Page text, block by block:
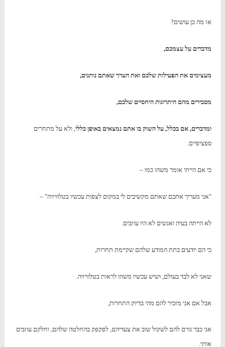
אז מה כן עושים?
מדברים על עצמכם,
מעצימים את הפעילות שלכם ואת הערך שאתם נותנים,
מסבירים מהם היתרונות היחסיים שלכם,
ומדברים, אם בכלל, על השוק בו אתם נמצאים באופן כללי, ולא על מתחרים
ספציפיים.
כי אם הייתי אומר משהו כמו –
"אני מעריך אתכם שאתם מקשיבים לי במקום לצפות עכשיו בטלוויזיה" –
לא הייתה בעיה ואנשים לא היו עוזבים.
כי הם יודעים בתת המודע שלהם שקיימת תחרות,
שאני לא לבד בעולם, ושיש עכשיו משהו לראות בטלוויזיה.
אבל אם אני מזכיר להם מהי בדיוק התחרות,
אני כבר גורם להם לשקול שוב את צעדיהם, לפקפק בהחלטה שלהם, וחלקם עוזבים
אותי.